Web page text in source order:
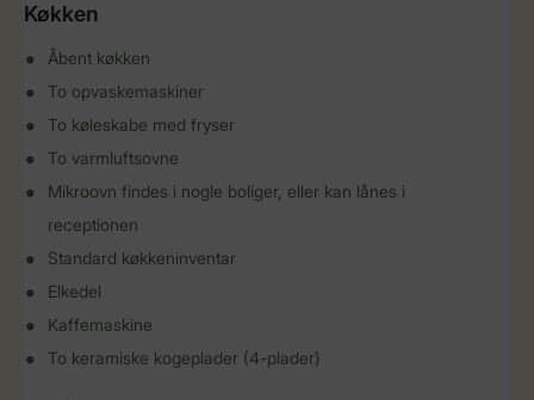
Køkken
Åbent køkken
To opvaskemaskiner
To køleskabe med fryser
To varmluftsovne
Mikroovn findes i nogle boliger, eller kan lånes i
receptionen
Standard køkkeninventar
Elkedel
Kaffemaskine
To keramiske kogeplader (4-plader)